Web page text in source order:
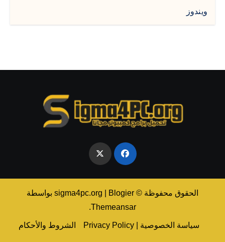
ويندوز
الحقوق محفوظة © sigma4pc.org Blogier
بواسطة
Themeansar
.
سياسة الخصوصية | Privacy Policy الشروط والأحكام